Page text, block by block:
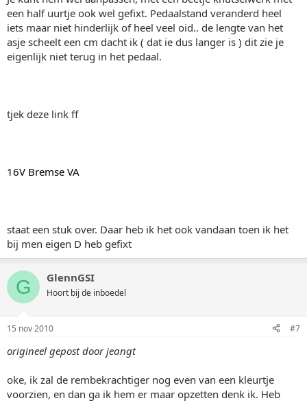
een half uurtje ook wel gefixt. Pedaalstand veranderd heel
iets maar niet hinderlijk of heel veel oid.. de lengte van het
asje scheelt een cm dacht ik ( dat ie dus langer is ) dit zie je
eigenlijk niet terug in het pedaal.
tjek deze link ff
16V Bremse VA
staat een stuk over. Daar heb ik het ook vandaan toen ik het
bij men eigen D heb gefixt
G GlennGSI
Hoort bij de inboedel
15 nov 2010 #7
origineel gepost door jeangt
oke, ik zal de rembekrachtiger nog even van een kleurtje
voorzien, en dan ga ik hem er maar opzetten denk ik. Heb